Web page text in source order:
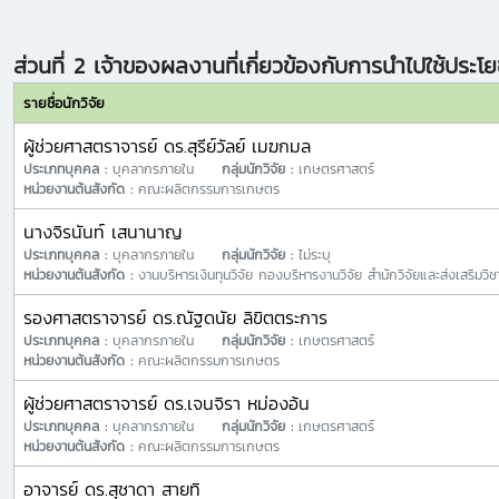
ส่วนที่ 2 เจ้าของผลงานที่เกี่ยวข้องกับการนำไปใช้ประโ
รายชื่อนักวิจัย
ผู้ช่วยศาสตราจารย์ ดร.สุรีย์วัลย์ เมฆกมล
ประเภทบุคคล : บุคลากรภายใน กลุ่มนักวิจัย : เกษตรศาสตร์
หน่วยงานต้นสังกัด : คณะผลิตกรรมการเกษตร
นางจิรนันท์ เสนานาญ
ประเภทบุคคล : บุคลากรภายใน กลุ่มนักวิจัย : ไม่ระบุ
หน่วยงานต้นสังกัด : งานบริหารเงินทุนวิจัย กองบริหารงานวิจัย สำนักวิจัยและส่งเสริมวิ
รองศาสตราจารย์ ดร.ณัฐดนัย ลิขิตตระการ
ประเภทบุคคล : บุคลากรภายใน กลุ่มนักวิจัย : เกษตรศาสตร์
หน่วยงานต้นสังกัด : คณะผลิตกรรมการเกษตร
ผู้ช่วยศาสตราจารย์ ดร.เจนจิรา หม่องอ้น
ประเภทบุคคล : บุคลากรภายใน กลุ่มนักวิจัย : เกษตรศาสตร์
หน่วยงานต้นสังกัด : คณะผลิตกรรมการเกษตร
อาจารย์ ดร.สุชาดา สายทิ